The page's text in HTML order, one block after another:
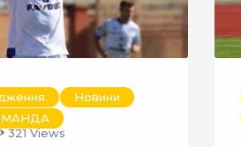
Новини
321 Views